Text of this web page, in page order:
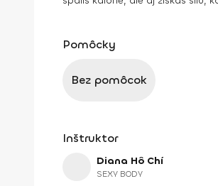
Pomôcky
Bez pomôcok
Inštruktor
Diana Hô Chí
SEXY BODY